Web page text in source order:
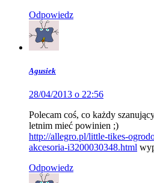
Odpowiedz
Agusiek
28/04/2013 o 22:56
Polecam coś, co każdy
letnim mieć powinien ;)
http://allegro.pl/little-tikes-
akcesoria-i3200030348.html
Odpowiedz